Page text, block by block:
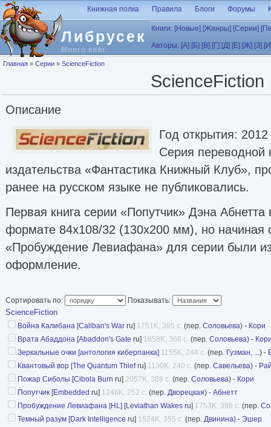
Перейти к основному содержанию
Либрусек
Много книг
Книжная полка Правила Блоги Форумы
Книги: [Новые] [Жанры] [Серии]
Авторы: [А] [Б] [В] [Г] [Д] [Е] [Ж] [З]
Вы здесь
Главная » Серии » ScienceFiction
ScienceFiction
Описание
Год открытия: 2012
Серия переводной
издательства «Фантастика Книжный Клуб»,
ранее на русском языке не публиковались.
Первая книга серии «Попутчик» Дэна
формате 84x108/32 (130x200 мм), но начиная
«Пробуждение Левиафана» для серии были
оформление.
книги которой отличаются оформлением и
В 2014 году издательством запущена версия
формата.
Интересные факты:
«Война Калибана» по ошибке техника
меньшую высоту.
Роман «Вера» изначально планировался в
Сортировать по: Показывать:
ScienceFiction
Война Калибана [Caliban's War ru] 1751K, 395 с. (пер. Соловьева) - Кори
Врата Абаддона [Abaddon's Gate ru] 1658K, 366 с. (пер. Соловьева) -
Зеркальные очки [антология киберпанка] 1155K, 244 с. (пер. Гузман, ...) -
Квантовый вор [The Quantum Thiefru] 1130K, 240 с. (пер. Савельева) -
Пожар Сиболы [Cibola Burn ru] 2057K, 388 с. (пер. Соловьева) - Кори
Попутчик [Embedded ru] 1246K, 252 с. (пер. Дворецкая) - Абнетт
Пробуждение Левиафана [HL] [Leviathan Wakes ru] 1753K, 398 с. (пер.
Темный разум [Dark Intelligence ru] 1524K, 355 с. (пер. Двинина) - Эшер